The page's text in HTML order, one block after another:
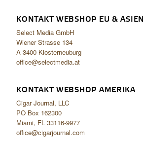
KONTAKT WEBSHOP EU & ASIEN
Select Media GmbH
Wiener Strasse 134
A-3400 Klosterneuburg
office@selectmedia.at
KONTAKT WEBSHOP AMERIKA
Cigar Journal, LLC
PO Box 162300
Miami, FL 33116-9977
office@cigarjournal.com